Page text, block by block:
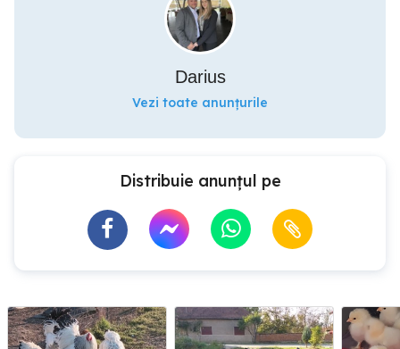
Darius
Vezi toate anunțurile
Distribuie anunțul pe